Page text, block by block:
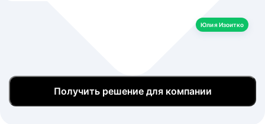
Юлия Изоитко
Получить решение для компании